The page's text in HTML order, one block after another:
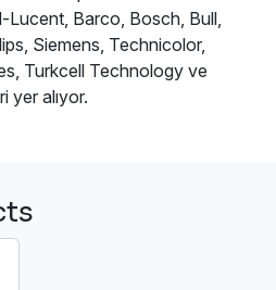
Lucent, Barco, Bosch, Bull,
Siemens, Technicolor,
Turkcell Technology ve
yer alıyor.